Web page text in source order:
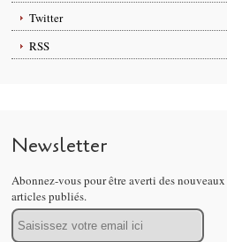
Twitter
RSS
Newsletter
Abonnez-vous pour être averti des nouveaux
articles publiés.
Email